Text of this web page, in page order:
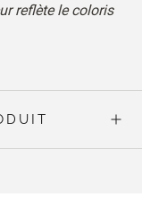
reflète le coloris